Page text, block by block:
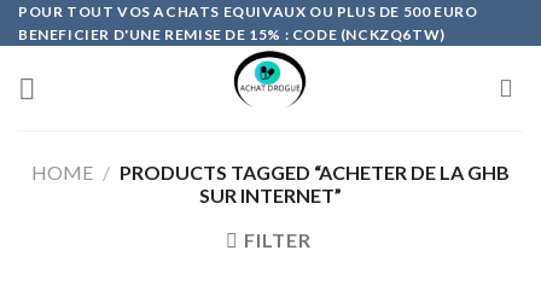
Skip
to
content
POUR TOUT VOS ACHATS EQUIVAUX OU PLUS DE 500 EURO
BENEFICIER D'UNE REMISE DE 15% : CODE (NCKZQ6TW)
HOME / PRODUCTS TAGGED “ACHETER DE LA GHB
SUR INTERNET”
FILTER